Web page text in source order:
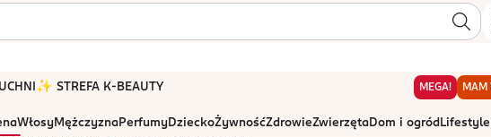
✨ STREFA K-BEAUTY MEGA! MAM
WłosyMężczyznaPerfumyDzieckoŻywnośćZdrowieZwierzętaDom i ogród Lifestyle